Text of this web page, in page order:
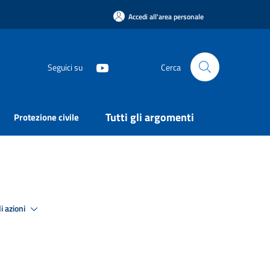
Accedi all'area personale
Seguici su Cerca
Protezione civile Tutti gli argomenti
azioni